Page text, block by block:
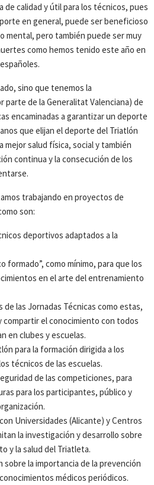
de calidad y útil para los técnicos, pues
en general, puede ser beneficioso
mental, pero también puede ser muy
como hemos tenido este año en
sino que tenemos la
parte de la Generalitat Valenciana) de
encaminadas a garantizar un deporte
que elijan el deporte del Triatlón
mejor salud física, social y también
continua y la consecución de los
trabajando en proyectos de
son:
deportivos adaptados a la
formado”, como mínimo, para que los
en el arte del entrenamiento
de las Jornadas Técnicas como estas,
compartir el conocimiento con todos
en clubes y escuelas.
para la formación dirigida a los
técnicos de las escuelas.
de las competiciones, para
para los participantes, público y
Universidades (Alicante) y Centros
la investigación y desarrollo sobre
y la salud del Triatleta.
sobre la importancia de la prevención
médicos periódicos.